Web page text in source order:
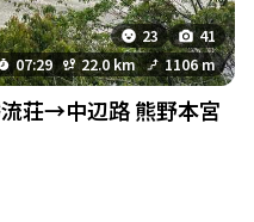
23
41
07:29
22.0 km 1106 m
荘→中辺路 熊野本宮